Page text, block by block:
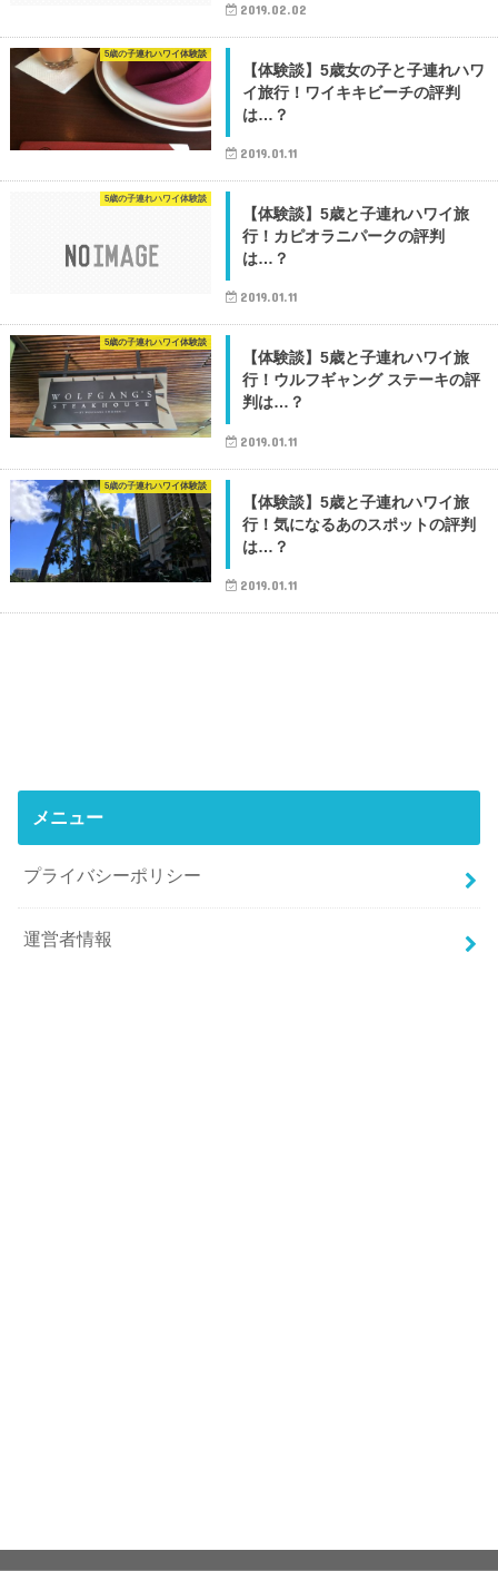
2019.02.02
5歳の子連れハワイ体験談
【体験談】5歳女の子と子連れハワ
イ旅行！ワイキキビーチの評判
は…？
2019.01.11
5歳の子連れハワイ体験談
【体験談】5歳と子連れハワイ旅
行！カピオラニパークの評判
は…？
2019.01.11
5歳の子連れハワイ体験談
【体験談】5歳と子連れハワイ旅
行！ウルフギャング ステーキの評
判は…？
2019.01.11
5歳の子連れハワイ体験談
【体験談】5歳と子連れハワイ旅
行！気になるあのスポットの評判
は…？
2019.01.11
メニュー
プライバシーポリシー
運営者情報